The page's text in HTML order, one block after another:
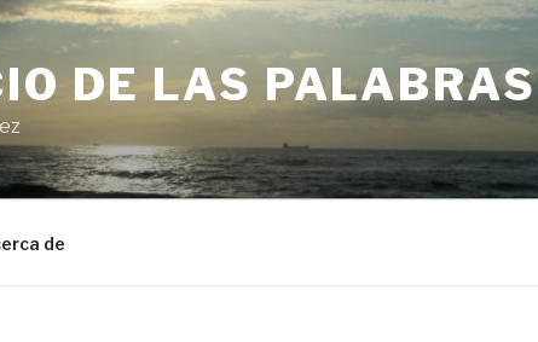
DE LAS PALABRAS
de